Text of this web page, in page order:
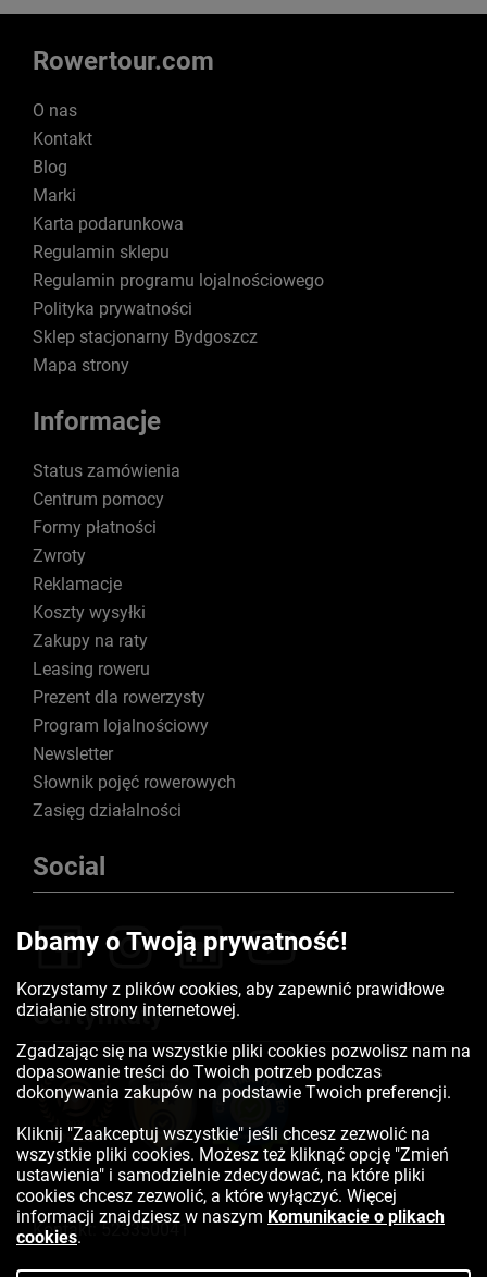
Rowertour.com
O nas
Kontakt
Blog
Marki
Karta podarunkowa
Regulamin sklepu
Regulamin programu lojalnościowego
Polityka prywatności
Sklep stacjonarny Bydgoszcz
Mapa strony
Informacje
Status zamówienia
Centrum pomocy
Formy płatności
Zwroty
Reklamacje
Koszty wysyłki
Zakupy na raty
Leasing roweru
Prezent dla rowerzysty
Program lojalnościowy
Newsletter
Słownik pojęć rowerowych
Zasięg działalności
Social
Certyfikaty
Kontakt:523350041
Dbamy o Twoją prywatność!
Korzystamy z plików cookies, aby zapewnić prawidłowe
działanie strony internetowej.
Zgadzając się na wszystkie pliki cookies pozwolisz nam na
dopasowanie treści do Twoich potrzeb podczas
dokonywania zakupów na podstawie Twoich preferencji.
Kliknij "Zaakceptuj wszystkie" jeśli chcesz zezwolić na
wszystkie pliki cookies. Możesz też kliknąć opcję "Zmień
ustawienia" i samodzielnie zdecydować, na które pliki
cookies chcesz zezwolić, a które wyłączyć. Więcej
informacji znajdziesz w naszym Komunikacie o plikach
cookies.